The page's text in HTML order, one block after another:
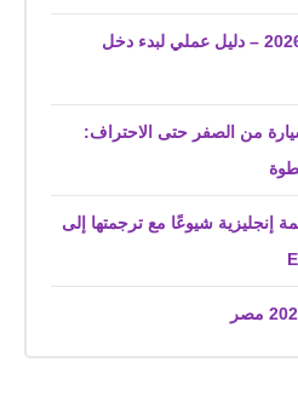
أشياء جديدة للربح في 2026 – دليل عملي لبدء دخل
من الصفر حتى الاحتراف:
قائمة بأكثر 100 كلمة إنجليزية شيوعًا مع ترجمتها إلى